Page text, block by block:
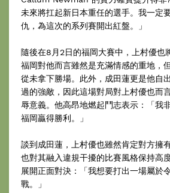
未來將扛起新日本重任的選手。我一定
仇，為這次的系列賽開出紅盤。」
隨後在8月2日的福岡大賽中，上村優也
福岡對他而言雖然是充滿情感的重地，
從未拿下勝場。此外，成田蓮更是他自
過的強敵，因此這場對局對上村優也而
辱意義。他高昂地燃起鬥志表示：「我
福岡贏得勝利。」
談到成田蓮，上村優也雖然肯定對方擁
也對其融入違規干擾的比賽風格保持高
展開正面對決：「我想要打出一場屬於
戰。」